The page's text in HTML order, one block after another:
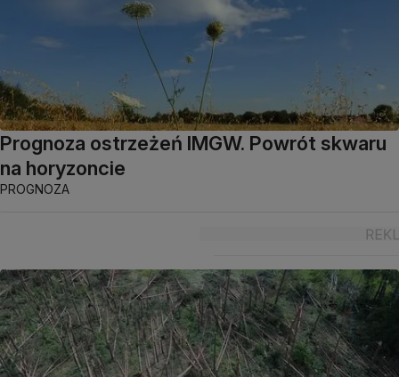
Prognoza ostrzeżeń IMGW. Powrót skwaru
na horyzoncie
PROGNOZA